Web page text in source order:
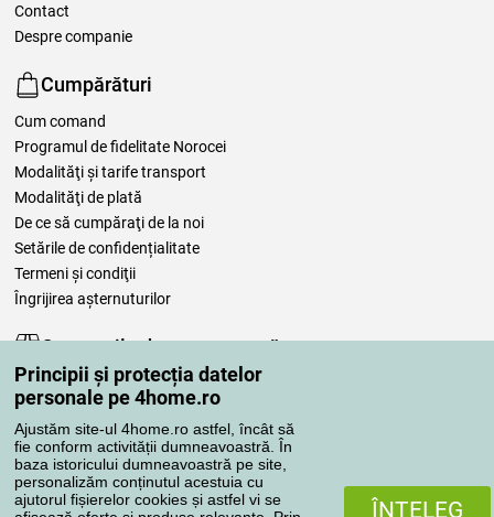
Principii și protecția datelor
personale pe 4home.ro
Ajustăm site-ul 4home.ro astfel, încât să
fie conform activității dumneavoastră. În
baza istoricului dumneavoastră pe site,
personalizăm conținutul acestuia cu
ajutorul fișierelor cookies și astfel vi se
ÎNŢELEG
Contact
Despre companie
Cumpărături
Cum comand
Programul de fidelitate Norocei
Modalităţi şi tarife transport
Modalităţi de plată
De ce să cumpăraţi de la noi
Setările de confidențialitate
Termeni şi condiţii
Îngrijirea așternuturilor
Comenzile dumneavoastră
Contul meu
Revizuirea comenzilor
Reclamaţii
Retragere de la contract
Regulile de procesare a recenziilor